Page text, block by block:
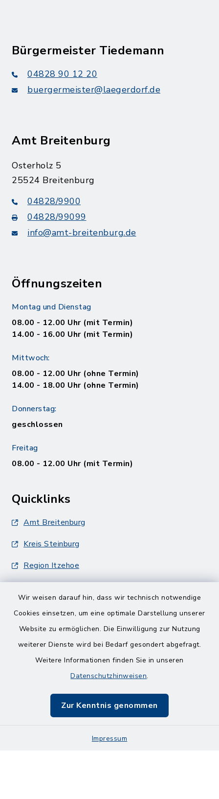
Wir weisen darauf hin, dass wir technisch notwendige
Cookies einsetzen, um eine optimale Darstellung unserer
Website zu ermöglichen. Die Einwilligung zur Nutzung
weiterer Dienste wird bei Bedarf gesondert abgefragt.
Weitere Informationen finden Sie in unseren
Datenschutzhinweisen.
Zur Kenntnis genommen
Impressum
Bürgermeister Tiedemann
04828 90 12 20
buergermeister@laegerdorf.de
Amt Breitenburg
Osterholz 5
25524 Breitenburg
04828/9900
04828/99099
info@amt-breitenburg.de
Öffnungszeiten
Montag und Dienstag
08.00 - 12.00 Uhr (mit Termin)
14.00 - 16.00 Uhr (mit Termin)
Mittwoch:
08.00 - 12.00 Uhr (ohne Termin)
14.00 - 18.00 Uhr (ohne Termin)
Donnerstag:
geschlossen
Freitag
08.00 - 12.00 Uhr (mit Termin)
Quicklinks
Amt Breitenburg
Kreis Steinburg
Region Itzehoe
Barrierefreiheit
Impressum
Sitemap